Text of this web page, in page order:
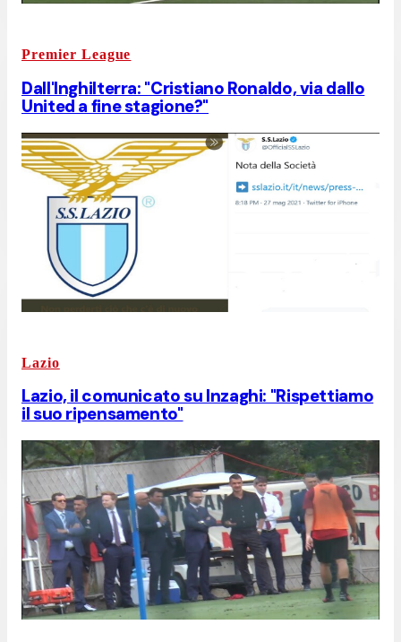
Premier League
Dall'Inghilterra: "Cristiano Ronaldo, via dallo
United a fine stagione?"
Lazio
Lazio, il comunicato su Inzaghi: "Rispettiamo
il suo ripensamento"